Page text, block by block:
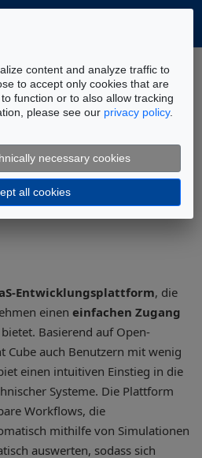
Fluidon Cube
und
in Entwicklung
Entwicklungsplattform, die
einen einfachen Zugang
bietet. Basierend auf Open-
Cube auch Benutzern mit wenig
einen intuitiven Einstieg in die
Systeme. Die Plattform
Workflows, die
mithilfe von Simulationen
auswerten, sodass sich
content and analyze traffic to
to accept only cookies that are
function or to also allow tracking
please see our privacy policy.
necessary cookies
all cookies